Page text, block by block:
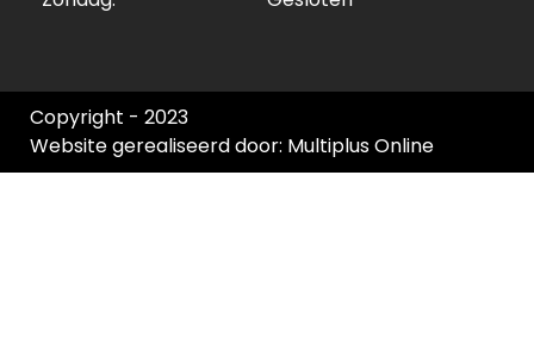
Copyright - 2023
Website gerealiseerd door: Multiplus Online